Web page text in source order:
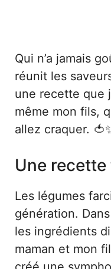
Qui n’a jamais
réunit les
une recette que
même mon fils,
allez craquer.
Une
Les légumes
génération.
les ingrédients
maman et mon